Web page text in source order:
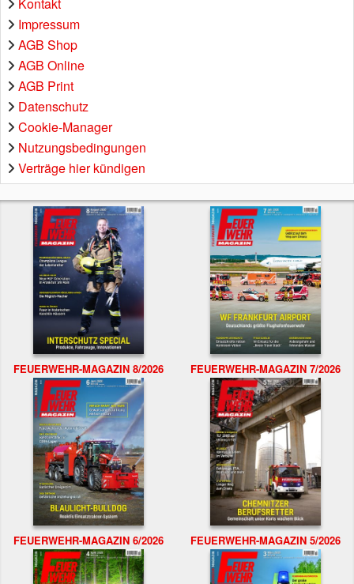
Kontakt
Impressum
AGB Shop
AGB Online
AGB Print
Datenschutz
Cookie-Manager
Nutzungsbedingungen
Verträge hier kündigen
FEUERWEHR-MAGAZIN 8/2026 FEUERWEHR-MAGAZIN 7/2026
FEUERWEHR-MAGAZIN 6/2026 FEUERWEHR-MAGAZIN 5/2026